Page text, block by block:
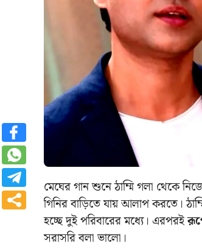
মেঘের গান শুনে ঠাম্মি গলা থেকে
গিনির বাড়িতে যায় আলাপ করতে।
হচ্ছে দুই পরিবারের মধ্যে। এরপরই
সরাসরি বলা ভালো।